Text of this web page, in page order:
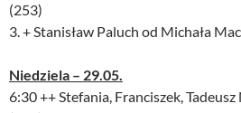
(253)
3. + Stanisław Paluch od Michała
Niedziela – 29.05.
6:30 ++ Stefania, Franciszek,